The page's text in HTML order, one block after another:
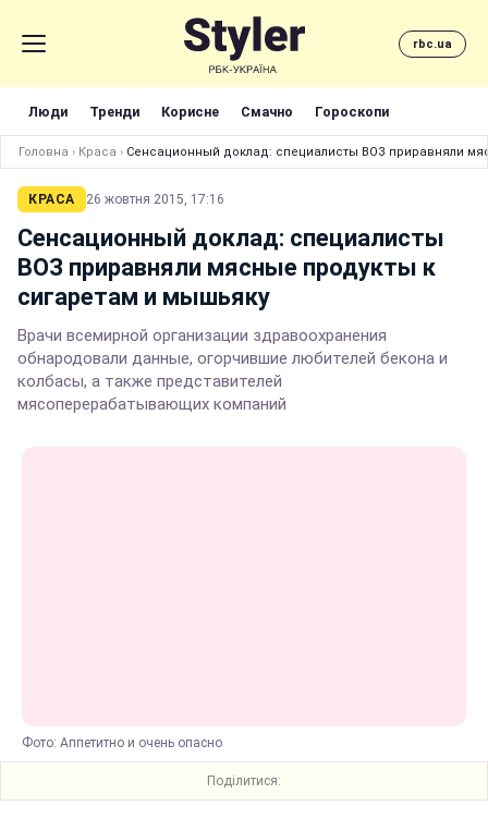
rbc.ua
Люди Тренди Корисне Смачно Гороскопи
Головна › Краса › Сенсационный доклад: специалисты ВОЗ приравняли
КРАСА 26 жовтня 2015, 17:16
Сенсационный доклад: специалисты
ВОЗ приравняли мясные продукты к
сигаретам и мышьяку
Врачи всемирной организации здравоохранения
обнародовали данные, огорчившие любителей бекона и
колбасы, а также представителей
мясоперерабатывающих компаний
Фото: Аппетитно и очень опасно
Поділитися: